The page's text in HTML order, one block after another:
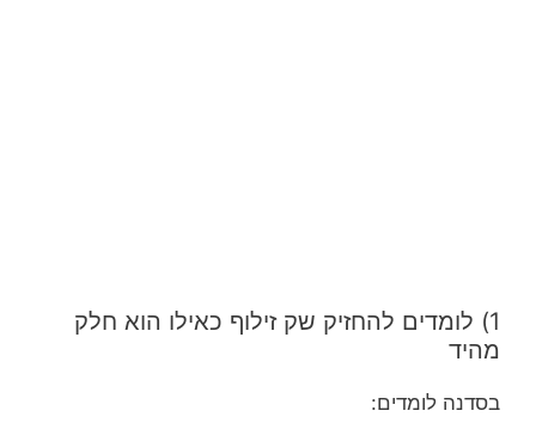
1) לומדים להחזיק שק זילוף כאילו הוא חלק
מהיד
בסדנה לומדים: